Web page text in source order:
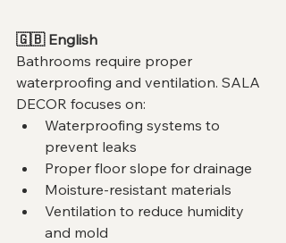
🇬🇧 English
Bathrooms require proper
waterproofing and ventilation. SALA
DECOR focuses on:
Waterproofing systems to
prevent leaks
Proper floor slope for drainage
Moisture-resistant materials
Ventilation to reduce humidity
and mold